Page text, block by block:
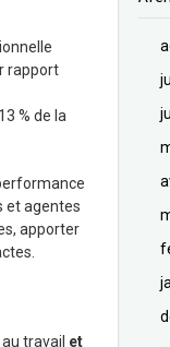
rapport
% de la
et agentes
apporter
travail et